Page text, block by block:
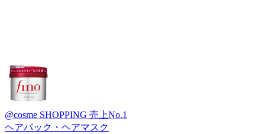
@cosme SHOPPING 売上No.1
ヘアパック・ヘアマスク